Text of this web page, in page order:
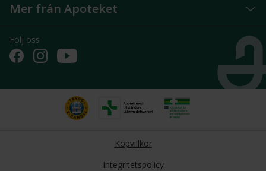
Mer från Apoteket
Följ oss
Köpvillkor
Integritetspolicy